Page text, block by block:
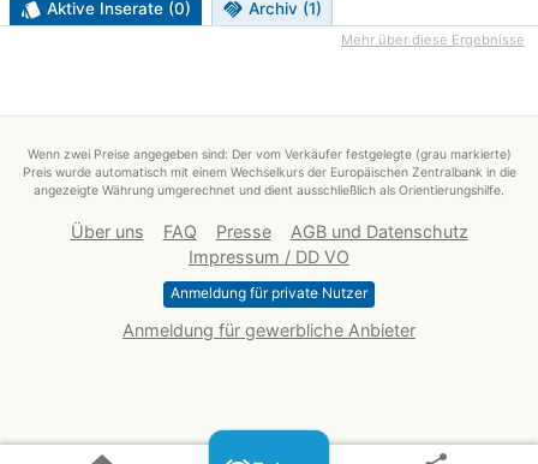
style Aktive Inserate (0) handshake Archiv (1)
Mehr über diese Ergebnisse
Wenn zwei Preise angegeben sind: Der vom Verkäufer festgelegte (grau markierte)
Preis wurde automatisch mit einem Wechselkurs der Europäischen Zentralbank in die
angezeigte Währung umgerechnet und dient ausschließlich als Orientierungshilfe.
Über uns FAQ Presse
AGB und Datenschutz
Impressum / DD VO
Anmeldung für private Nutzer
Anmeldung für gewerbliche Anbieter